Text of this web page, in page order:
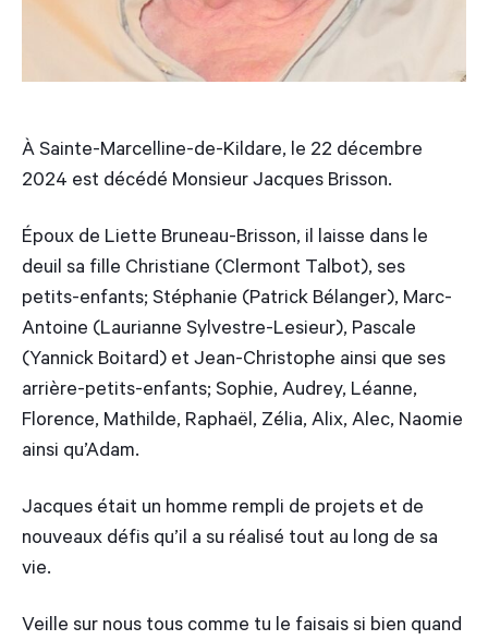
À Sainte-Marcelline-de-Kildare, le 22 décembre
2024 est décédé Monsieur Jacques Brisson.
Époux de Liette Bruneau-Brisson, il laisse dans le
deuil sa fille Christiane (Clermont Talbot), ses
petits-enfants; Stéphanie (Patrick Bélanger), Marc-
Antoine (Laurianne Sylvestre-Lesieur), Pascale
(Yannick Boitard) et Jean-Christophe ainsi que ses
arrière-petits-enfants; Sophie, Audrey, Léanne,
Florence, Mathilde, Raphaël, Zélia, Alix, Alec, Naomie
ainsi qu’Adam.
Jacques était un homme rempli de projets et de
nouveaux défis qu’il a su réalisé tout au long de sa
vie.
Veille sur nous tous comme tu le faisais si bien quand